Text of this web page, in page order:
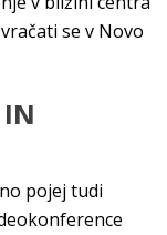
se v Novo
IN
pojej tudi